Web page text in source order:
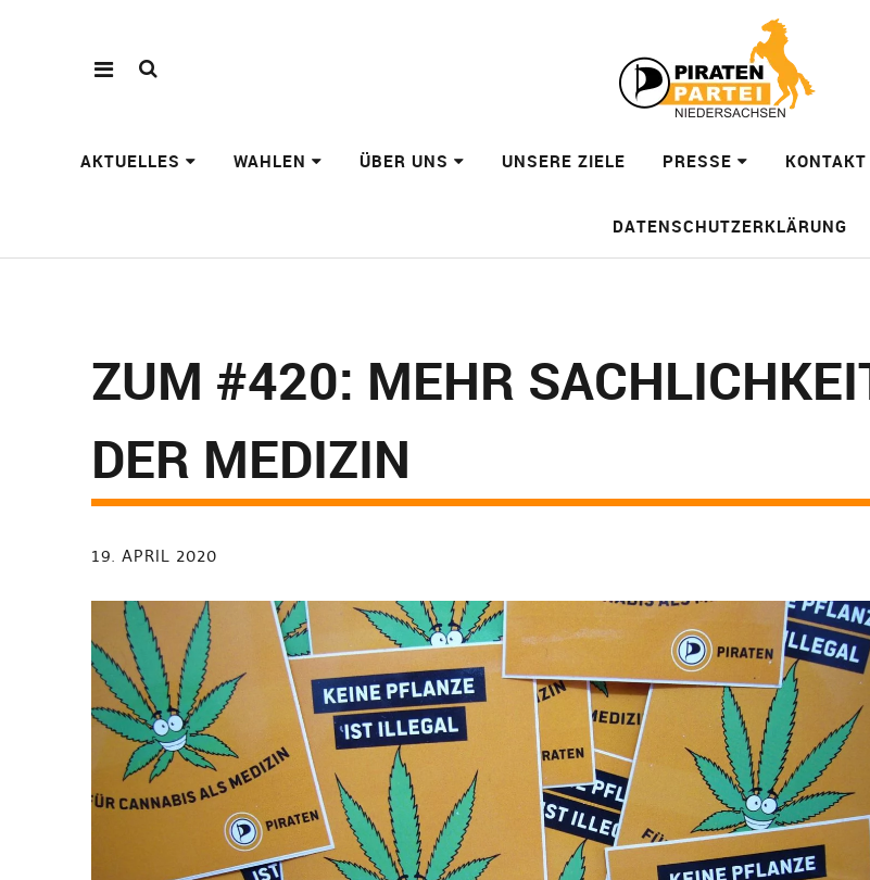
AKTUELLES WAHLEN ÜBER UNS UNSERE ZIELE PRESSE KONTAKT
DATENSCHUTZERKLÄRUNG
ZUM #420: MEHR
DER MEDIZIN
19. APRIL 2020